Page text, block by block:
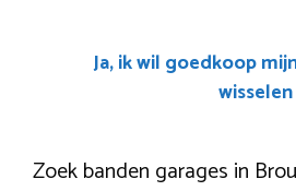
Ja, ik wil goedkoop
wisselen
Zoek banden garages in